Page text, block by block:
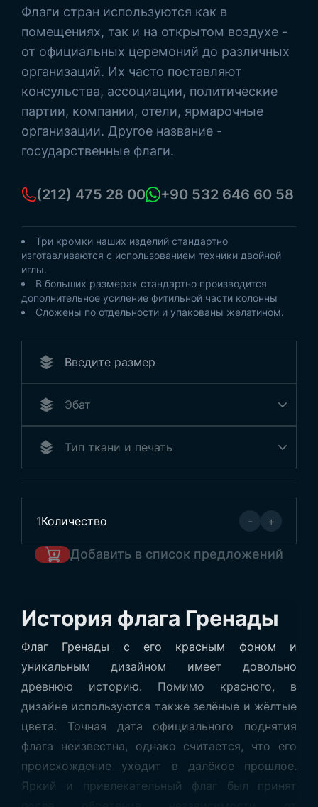
Флаги стран используются как в
помещениях, так и на открытом воздухе -
от официальных церемоний до различных
организаций. Их часто поставляют
консульства, ассоциации, политические
партии, компании, отели, ярмарочные
организации. Другое название -
государственные флаги.
(212) 475 28 00 +90 532 646 60 58
Три кромки наших изделий стандартно
изготавливаются с использованием техники двойной
иглы.
В больших размерах стандартно производится
дополнительное усиление фитильной части колонны
Сложены по отдельности и упакованы желатином.
1Количество - +
Добавить в список предложений
История флага Гренады
Флаг Гренады с его красным фоном и
уникальным дизайном имеет довольно
древнюю историю. Помимо красного, в
дизайне используются также зелёные и жёлтые
цвета. Точная дата официального поднятия
флага неизвестна, однако считается, что его
происхождение уходит в далёкое прошлое.
Яркий и привлекательный флаг был принят